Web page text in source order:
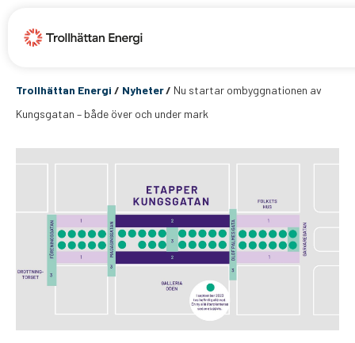
Trollhättan Energi / Nyheter/ Nu startar ombyggnationen av
Kungsgatan – både över och under mark